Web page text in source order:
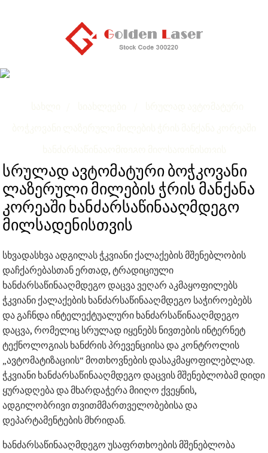
სრულად ავტომატური ბოჭკოვანი
ლაზერული მილების ჭრის მანქანა
კორეაში ხანძარსაწინააღმდეგო
მილსადენისთვის
სხვადასხვა ადგილას ჭკვიანი ქალაქების მშენებლობის
დაჩქარებასთან ერთად, ტრადიციული
ხანძარსაწინააღმდეგო დაცვა ვეღარ აკმაყოფილებს
ჭკვიანი ქალაქების ხანძარსაწინააღმდეგო საჭიროებებს
და გაჩნდა ინტელექტუალური ხანძარსაწინააღმდეგო
დაცვა, რომელიც სრულად იყენებს ნივთების ინტერნეტ
ტექნოლოგიას ხანძრის პრევენციისა და კონტროლის
„ავტომატიზაციის“ მოთხოვნების დასაკმაყოფილებლად.
ჭკვიანი ხანძარსაწინააღმდეგო დაცვის მშენებლობამ დიდი
ყურადღება და მხარდაჭერა მიიღო ქვეყნის,
ადგილობრივი თვითმმართველობებისა და
დეპარტამენტების მხრიდან.
ხანძარსაწინააღმდეგო უსაფრთხოების მშენებლობა